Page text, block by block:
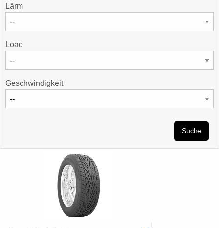
Lärm
Load
Geschwindigkeit
Suche